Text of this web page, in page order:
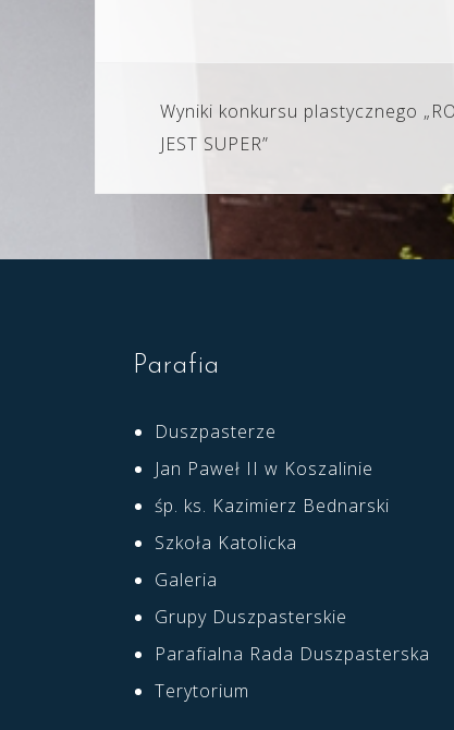
Nawigacja
wpisu
Wyniki konkursu plastycznego
JEST SUPER”
Parafia
Duszpasterze
Jan Paweł II w Koszalinie
śp. ks. Kazimierz Bednarski
Szkoła Katolicka
Galeria
Grupy Duszpasterskie
Parafialna Rada Duszpasterska
Terytorium